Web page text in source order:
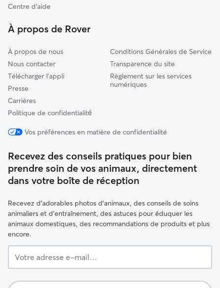
Toulouse
Centre d'aide
À propos de Rover
À propos de nous
Nous contacter
Télécharger l'appli
Presse
Carrières
Politique de confidentialité́
Conditions Générales de Service
Transparence du site
Règlement sur les services
numériques
Vos préférences en matière de confidentialité
Recevez des conseils pratiques pour bien
prendre soin de vos animaux, directement
dans votre boîte de réception
Recevez d'adorables photos d'animaux, des conseils de soins
animaliers et d'entraînement, des astuces pour éduquer les
animaux domestiques, des recommandations de produits et plus
encore.
adresse
mail…